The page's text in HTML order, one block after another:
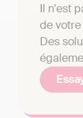
Il n'est
de
Des